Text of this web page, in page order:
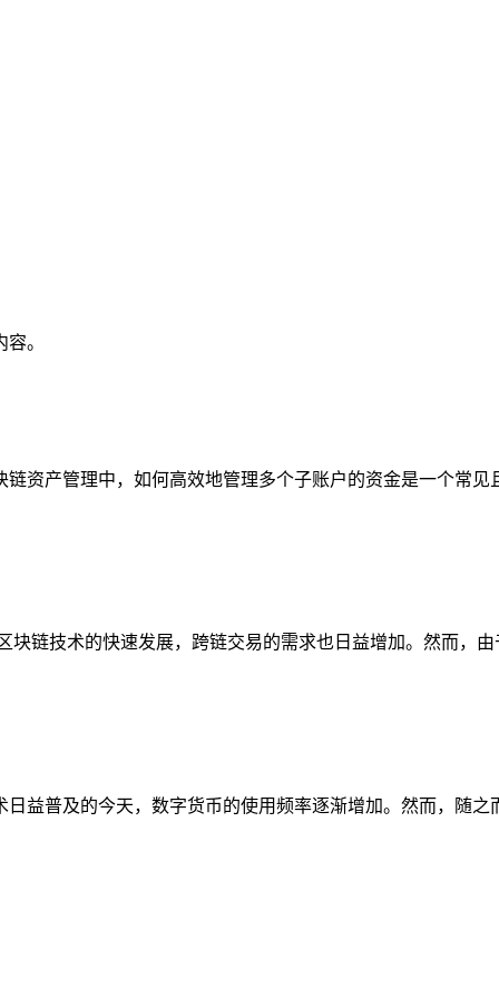
。
资产管理中，如何高效地管理多个子账户的资金是一个常
块链技术的快速发展，跨链交易的需求也日益增加。然而，
益普及的今天，数字货币的使用频率逐渐增加。然而，随